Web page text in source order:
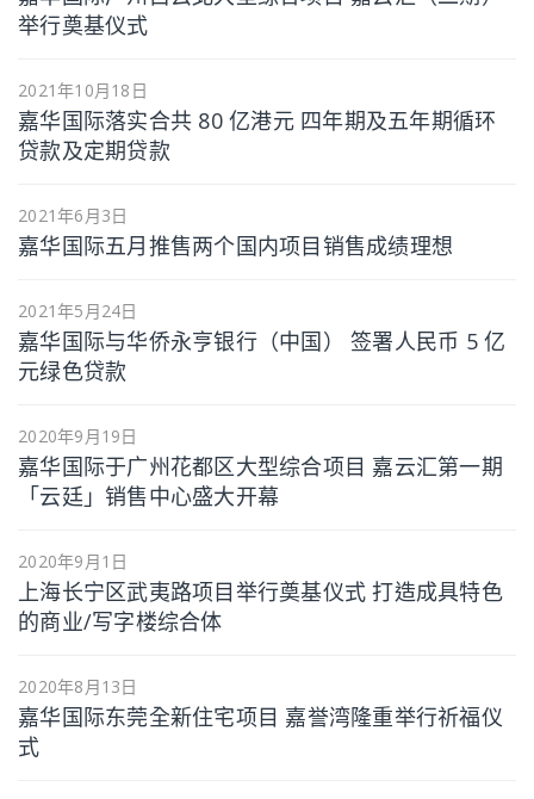
举行奠基仪式
2021年10月18日
嘉华国际落实合共 80 亿港元 四年期及五年期循环
贷款及定期贷款
2021年6月3日
嘉华国际五月推售两个国内项目销售成绩理想
2021年5月24日
嘉华国际与华侨永亨银行（中国） 签署人民币 5 亿
元绿色贷款
2020年9月19日
嘉华国际于广州花都区大型综合项目 嘉云汇第一期
「云廷」销售中心盛大开幕
2020年9月1日
上海长宁区武夷路项目举行奠基仪式 打造成具特色
的商业/写字楼综合体
2020年8月13日
嘉华国际东莞全新住宅项目 嘉誉湾隆重举行祈福仪
式